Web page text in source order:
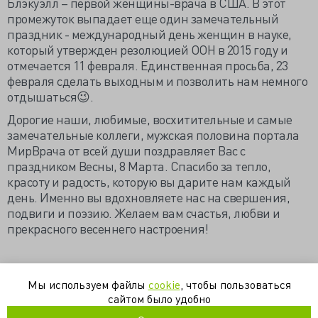
промежуток выпадает еще один замечательный
праздник - международный день женщин в науке,
который утвержден резолюцией ООН в 2015 году и
отмечается 11 февраля. Единственная просьба, 23
февраля сделать выходным и позволить нам немного
отдышаться😉.
Дорогие наши, любимые, восхитительные и самые
замечательные коллеги, мужская половина портала
МирВрача от всей души поздравляет Вас с
праздником Весны, 8 Марта. Спасибо за тепло,
красоту и радость, которую вы дарите нам каждый
день. Именно вы вдохновляете нас на свершения,
подвиги и поэзию. Желаем вам счастья, любви и
прекрасного весеннего настроения!
Мы используем файлы cookie , чтобы пользоваться
сайтом было удобно